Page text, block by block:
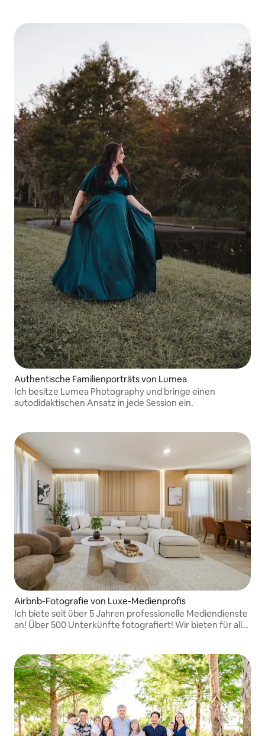
Authentische Familienporträts von Lumea
Ich besitze Lumea Photography und bringe einen
autodidaktischen Ansatz in jede Session ein.
Airbnb-Fotografie von Luxe-Medienprofis
Ich biete seit über 5 Jahren professionelle Mediendienste
an! Über 500 Unterkünfte fotografiert! Wir bieten für alle